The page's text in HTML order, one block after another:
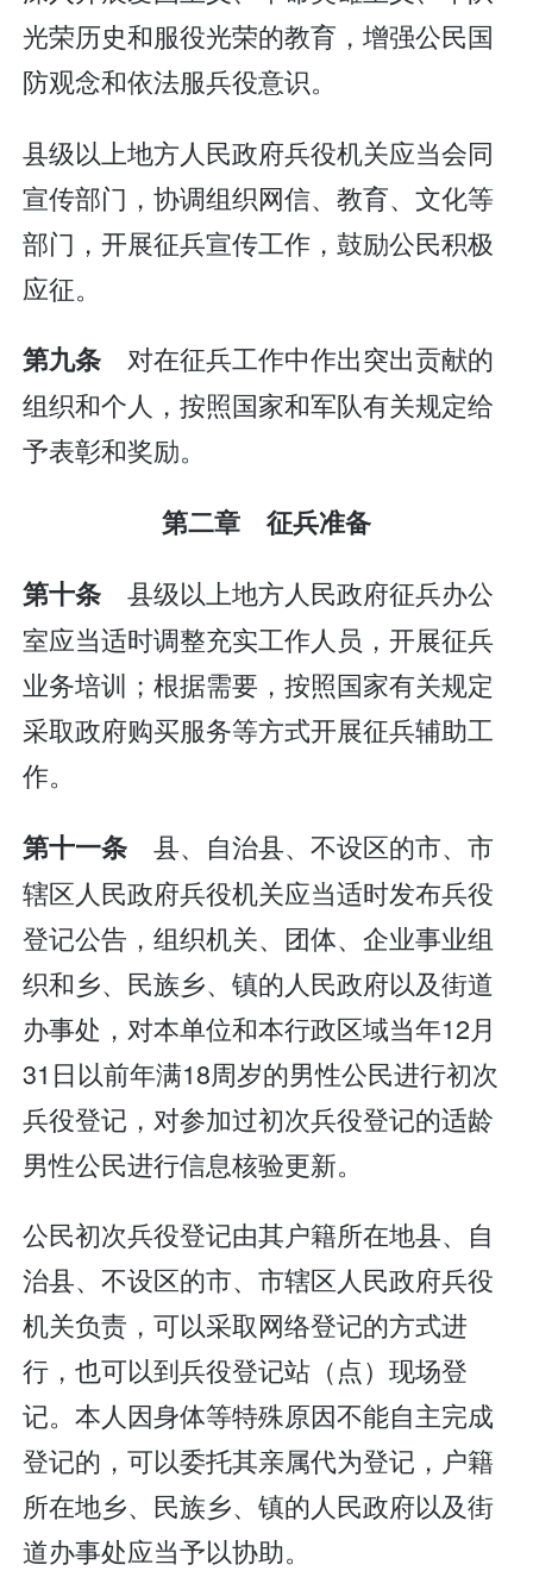
光荣历史和服役光荣的教育，增强公民国
防观念和依法服兵役意识。
县级以上地方人民政府兵役机关应当会同
宣传部门，协调组织网信、教育、文化等
部门，开展征兵宣传工作，鼓励公民积极
应征。
第九条 对在征兵工作中作出突出贡献的
组织和个人，按照国家和军队有关规定给
予表彰和奖励。
第二章 征兵准备
第十条 县级以上地方人民政府征兵办公
室应当适时调整充实工作人员，开展征兵
业务培训；根据需要，按照国家有关规定
采取政府购买服务等方式开展征兵辅助工
作。
第十一条 县、自治县、不设区的市、市
辖区人民政府兵役机关应当适时发布兵役
登记公告，组织机关、团体、企业事业组
织和乡、民族乡、镇的人民政府以及街道
办事处，对本单位和本行政区域当年12月
31日以前年满18周岁的男性公民进行初次
兵役登记，对参加过初次兵役登记的适龄
男性公民进行信息核验更新。
公民初次兵役登记由其户籍所在地县、自
治县、不设区的市、市辖区人民政府兵役
机关负责，可以采取网络登记的方式进
行，也可以到兵役登记站（点）现场登
记。本人因身体等特殊原因不能自主完成
登记的，可以委托其亲属代为登记，户籍
所在地乡、民族乡、镇的人民政府以及街
道办事处应当予以协助。